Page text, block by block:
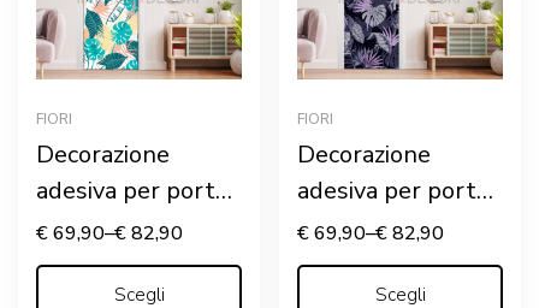
FIORI
Decorazione
adesiva per porte
“LEAVES”
€69,90–€82,90
Scegli
FIORI
Decorazione
adesiva per porte
“SFONDO CON
FOGLIE”
€69,90–€82,90
Scegli